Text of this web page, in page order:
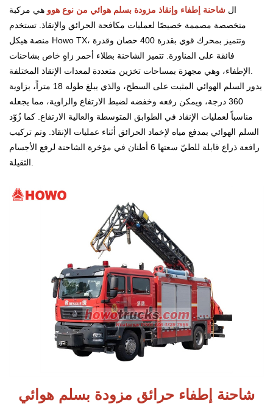
ال شاحنة إطفاء وإنقاذ مزودة بسلم هوائي من نوع هوو هي مركبة
متخصصة مصممة خصيصًا لعمليات مكافحة الحرائق والإنقاذ. تستخدم
منصة هيكل Howo TX، وتتميز بمحرك قوي بقدرة 400 حصان وقدرة
فائقة على المناورة. تتميز الشاحنة بطلاء أحمر زاهٍ خاص بشاحنات
يدور السلم الهوائي المثبت على السطح، والذي يبلغ طوله 18 متراً، بزاوية
360 درجة، ويمكن رفعه وخفضه لضبط الارتفاع والزاوية، مما يجعله
مناسباً لعمليات الإنقاذ في الطوابق المتوسطة والعالية الارتفاع. كما زُوّد
السلم الهوائي بمدفع مياه لإخماد الحرائق أثناء عمليات الإنقاذ. وتم تركيب
رافعة ذراع قابلة للطيّ سعتها 6 أطنان في مؤخرة الشاحنة لرفع الأجسام
شاحنة إطفاء حرائق مزودة بسلم هوائي